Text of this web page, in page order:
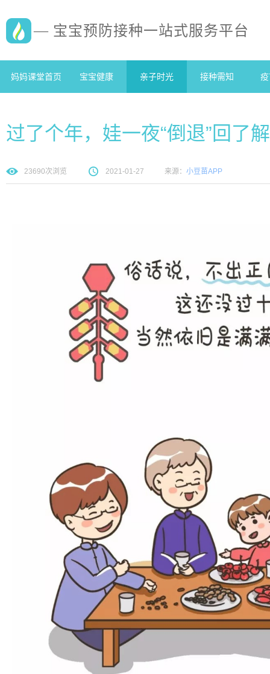
— 宝宝预防接种一站式服务平台
妈妈课堂首页 宝宝健康 亲子时光 接种需知
过了个年，娃一夜“倒退”回了
23690次浏览 2021-01-27 来源： 小豆苗APP